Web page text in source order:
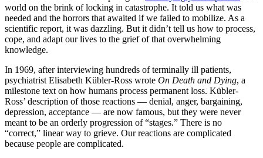
on
young
people
world on the brink of locking in catastrophe. It told us what was
needed and the horrors that awaited if we failed to mobilize. As a
scientific report, it was dazzling. But it didn’t tell us how to process,
cope, and adapt our lives to the grief of that overwhelming
knowledge.
In 1969, after interviewing hundreds of terminally ill patients,
psychiatrist Elisabeth Kübler-Ross wrote On Death and Dying, a
milestone text on how humans process permanent loss. Kübler-
Ross’ description of those reactions — denial, anger, bargaining,
depression, acceptance — are now famous, but they were never
meant to be an orderly progression of “stages.” There is no
“correct,” linear way to grieve. Our reactions are complicated
because people are complicated.